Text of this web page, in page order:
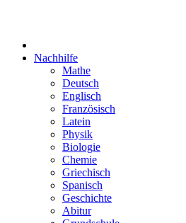
Nachhilfe
Mathe
Deutsch
Englisch
Französisch
Latein
Physik
Biologie
Chemie
Griechisch
Spanisch
Geschichte
Abitur